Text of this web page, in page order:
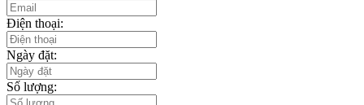
Điện thoại:
Ngày đặt:
Số lượng: